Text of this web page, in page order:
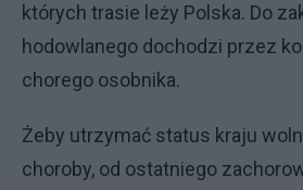
których trasie leży Polska. Do
hodowlanego dochodzi przez
chorego osobnika.
Żeby utrzymać status kraju
choroby, od ostatniego